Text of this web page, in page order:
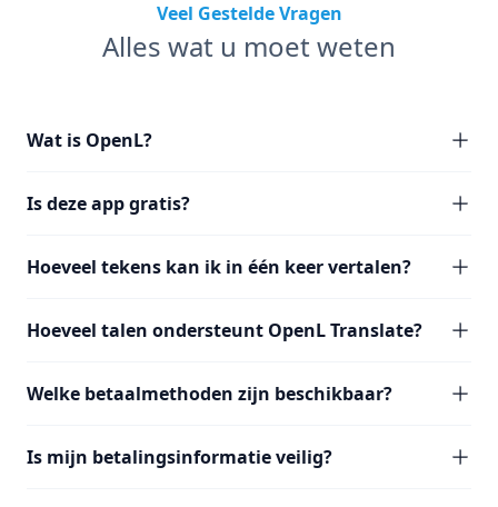
Veel Gestelde Vragen
Alles wat u moet weten
Wat is OpenL?
Is deze app gratis?
Hoeveel tekens kan ik in één keer vertalen?
Hoeveel talen ondersteunt OpenL Translate?
Welke betaalmethoden zijn beschikbaar?
Is mijn betalingsinformatie veilig?